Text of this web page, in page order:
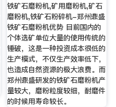
铁矿石磨粉机,矿用磨粉机,矿石
磨粉机,铁矿石粉碎机-郑州鼎盛
铁矿石磨粉机优势 目前国内的
个体选矿单位大量的使用传统的
锤破，这是一种投资成本很低的
生产模式，不仅生产效率低下，
也造成自然资源的极大浪费。而
郑州鼎盛研发的铁矿石磨粉机产
量较大，磨粉粒度较细，耐磨件
的时候用寿命较长。